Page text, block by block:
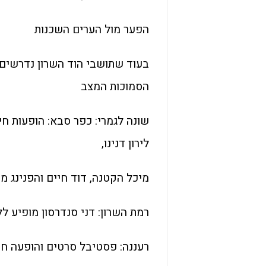
הפער מול הערים השכנות
בעוד שתושבי הוד השרון
הסמוכות המצב
שונה לגמרי: כפר סבא: הופעות
לירון דנינו,
מיכל הקטנה, דוד חיים
רמת השרון: דני סנדרסון מופיע
רעננה: פסטיבל סרטים והופעה